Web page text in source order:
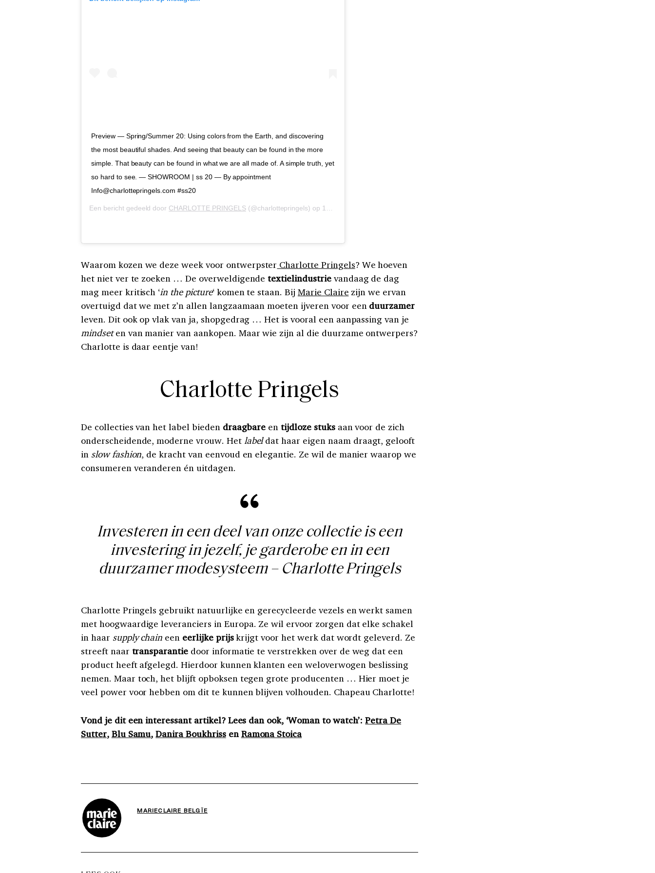
Preview — Spring/Summer 20: Using colors from the Earth, and discovering
the most beautiful shades. And seeing that beauty can be found in the more
simple. That beauty can be found in what we are all made of. A simple truth, yet
so hard to see. — SHOWROOM | ss 20 — By appointment
Info@charlottepringels.com #ss20
Een bericht gedeeld door CHARLOTTE PRINGELS(@charlottepringels) op 13 Aug 2019 om 3:18 (PDT)
Waarom kozen we deze week voor ontwerpster Charlotte Pringels? We hoeven
het niet ver te zoeken … De overweldigendetextielindustrievandaag de dag
mag meer kritisch ‘in the picture‘ komen te staan. Bij Marie Claire zijn we ervan
overtuigd dat we met z’n allen langzaamaan moeten ijveren voor een duurzamer
leven. Dit ook op vlak van ja, shopgedrag … Het is vooral een aanpassing van je
mindseten van manier van aankopen. Maar wie zijn al die duurzame ontwerpers?
Charlotte is daar eentje van!
Charlotte Pringels
De collecties van het label bieden draagbare entijdloze stuksaan voor de zich
onderscheidende, moderne vrouw. Het labeldat haar eigen naam draagt, gelooft
in slow fashion, de kracht van eenvoud en elegantie. Ze wil de manier waarop we
consumeren veranderen én uitdagen.
Investeren in een deel van onze collectie is een
investering in jezelf, je garderobe en in een
duurzamer modesysteem – Charlotte Pringels
Charlotte Pringels gebruikt natuurlijke en gerecycleerde vezels en werkt samen
met hoogwaardige leveranciers in Europa. Ze wil ervoor zorgen dat elke schakel
in haar supply chain een eerlijke prijskrijgt voor het werk dat wordt geleverd. Ze
streeft naar transparantie door informatie te verstrekken over de weg dat een
product heeft afgelegd. Hierdoor kunnen klanten een weloverwogen beslissing
nemen. Maar toch, het blijft opboksen tegen grote producenten … Hier moet je
veel power voor hebben om dit te kunnen blijven volhouden. Chapeau Charlotte!
Vond je dit een interessant artikel? Lees dan ook, ‘Woman to watch’:Petra De
Sutter, Blu Samu,Danira Boukhrissen Ramona Stoica
MARIECLAIRE BELGÏE